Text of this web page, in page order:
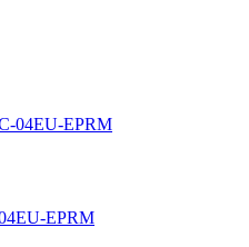
EPRM